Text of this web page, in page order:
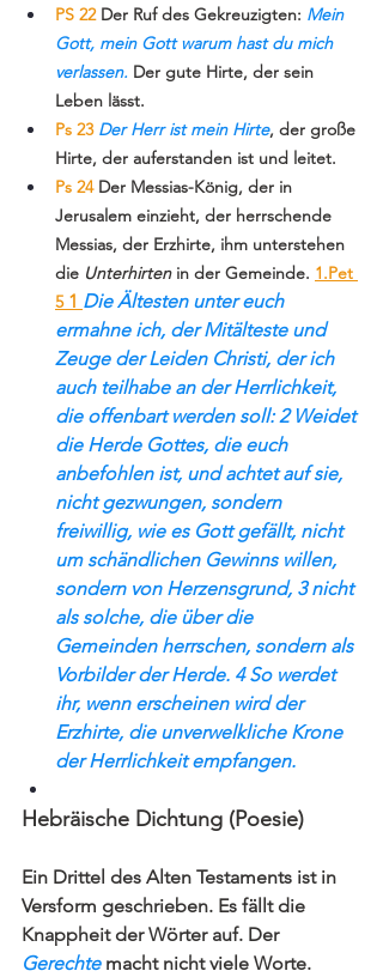
PS 22 Der Ruf des Gekreuzigten: Mein
Gott, mein Gott warum hast du mich
verlassen. Der gute Hirte, der sein
Leben lässt.
Ps 23 Der Herr ist mein Hirte, der große
Hirte, der auferstanden ist und leitet.
Ps 24 Der Messias-König, der in
Jerusalem einzieht, der herrschende
Messias, der Erzhirte, ihm unterstehen
die Unterhirten in der Gemeinde. 1.Pet
5 1 Die Ältesten unter euch
ermahne ich, der Mitälteste und
Zeuge der Leiden Christi, der ich
auch teilhabe an der Herrlichkeit,
die offenbart werden soll: 2 Weidet
die Herde Gottes, die euch
anbefohlen ist, und achtet auf sie,
nicht gezwungen, sondern
freiwillig, wie es Gott gefällt, nicht
um schändlichen Gewinns willen,
sondern von Herzensgrund, 3 nicht
als solche, die über die
Gemeinden herrschen, sondern als
Vorbilder der Herde. 4 So werdet
ihr, wenn erscheinen wird der
Erzhirte, die unverwelkliche Krone
der Herrlichkeit empfangen.
Hebräische Dichtung (Poesie)
Ein Drittel des Alten Testaments ist in
Versform geschrieben. Es fällt die
Knappheit der Wörter auf. Der
Gerechte macht nicht viele Worte.